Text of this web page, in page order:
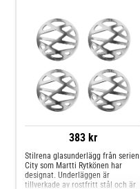
383 kr
Stilrena glasunderlägg från serien
City som Martti Rytkönen har
designat. Underläggen är
tillverkade av rostfritt stål och är